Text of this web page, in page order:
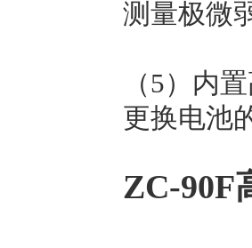
测量极微
（5）内
更换电池
ZC-90F